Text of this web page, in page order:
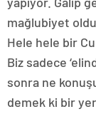
mağlubiyet
Hele hele bir
Biz sadece
sonra ne
demek ki bir